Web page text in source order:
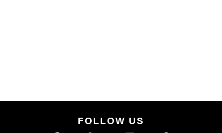
FOLLOW US